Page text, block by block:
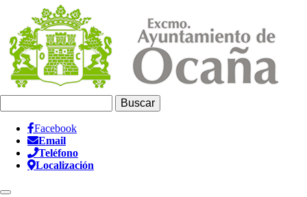
contenido
principal
Información
Header
Facebook
Email
Teléfono
Localización